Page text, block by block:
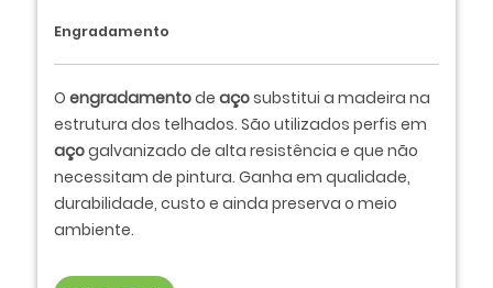
Engradamento
Oengradamentodeaçosubstitui a madeira na
estrutura dos telhados. São utilizados perfis em
açogalvanizado de alta resistência e que não
necessitam de pintura. Ganha em qualidade,
durabilidade, custo e ainda preserva o meio
ambiente.